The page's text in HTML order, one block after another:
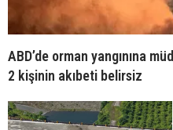
ABD’de orman yangınına
2 kişinin akıbeti belirsiz